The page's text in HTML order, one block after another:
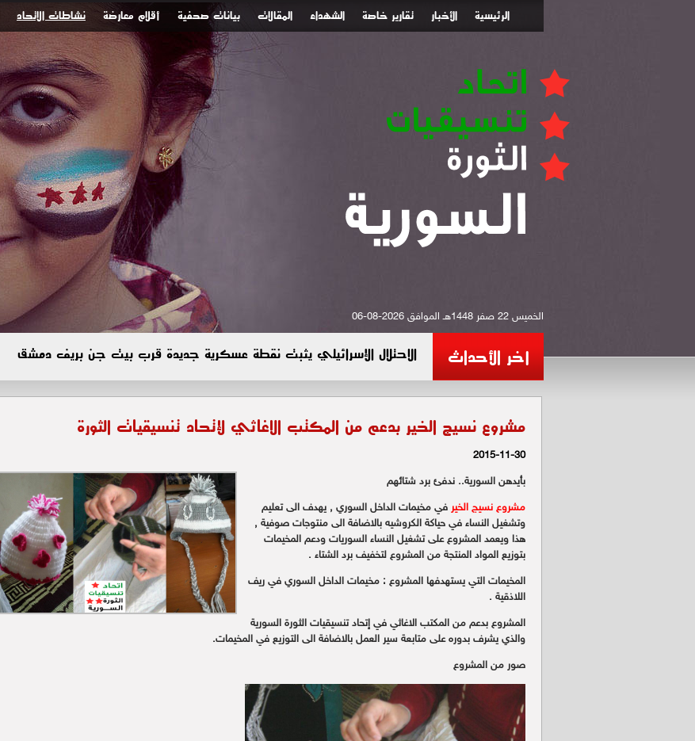
الرئيسية الأخبار تقارير خاصة الشهداء المقالات بيانات صحفية أقلام معارضة نشاطات الاتحاد
الخميس 22 صفر 1448هـ الموافق 2026-08-06
آخر الأحداث الاحتلال الإسرائيلي يثبت نقطة عسكرية جديدة قرب بيت جن بريف دمشق
مشروع نسيج الخير بدعم من المكتب الاغاثي لإتحاد تنسيقيات الثورة
2015-11-30
بأيدهن السورية.. ندفئ برد شتائهم
مشروع نسيج الخير في مخيمات الداخل السوري , يهدف الى تعليم
وتشغيل النساء في حياكة الكروشيه بالاضافة الى منتوجات صوفية ,
هذا ويعمد المشروع على تشغيل النساء السوريات ودعم المخيمات
بتوزيع المواد المنتجة من المشروع لتخفيف برد الشتاء .
المخيمات التي يستهدفها المشروع : مخيمات الداخل السوري في ريف
اللاذقية .
المشروع بدعم من المكتب الاغاثي في إتحاد تنسيقيات الثورة السورية
والذي يشرف بدوره على متابعة سير العمل بالاضافة الى التوزيع في المخيمات.
صور من المشروع